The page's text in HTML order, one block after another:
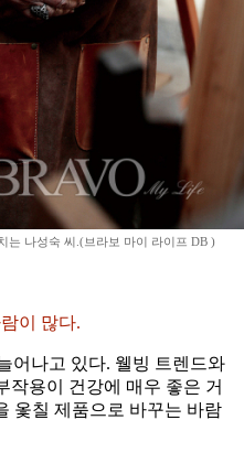
는 나성숙 씨.(브라보 마이 라이프 DB )
이 많다.
어나고 있다. 웰빙 트렌드와
작용이 건강에 매우 좋은 거
옻칠 제품으로 바꾸는 바람